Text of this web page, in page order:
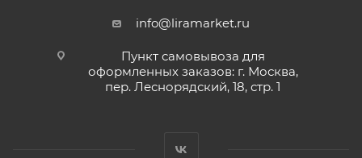
info@liramarket.ru
Пункт самовывоза для
оформленных заказов: г. Москва,
пер. Леснорядский, 18, стр. 1